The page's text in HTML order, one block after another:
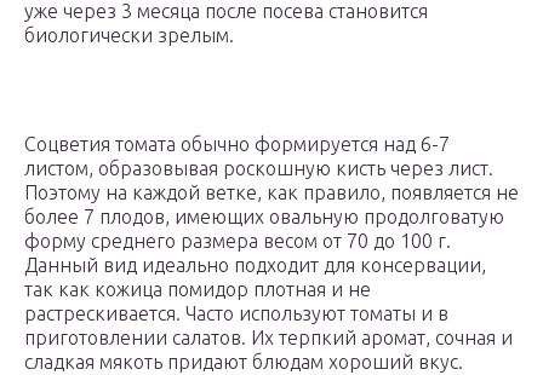
уже через 3 месяца после посева становится
биологически зрелым.
Соцветия томата обычно формируется над 6-7
листом, образовывая роскошную кисть через лист.
Поэтому на каждой ветке, как правило, появляется не
более 7 плодов, имеющих овальную продолговатую
форму среднего размера весом от 70 до 100 г.
Данный вид идеально подходит для консервации,
так как кожица помидор плотная и не
растрескивается. Часто используют томаты и в
приготовлении салатов. Их терпкий аромат, сочная и
сладкая мякоть придают блюдам хороший вкус.